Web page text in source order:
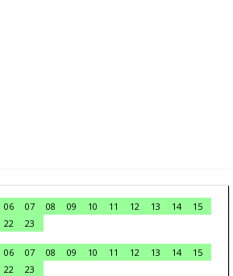
06 07 08 09 10 11 12 13 14
15
22
23
06 07 08 09 10 11 12 13 14
15
22
23